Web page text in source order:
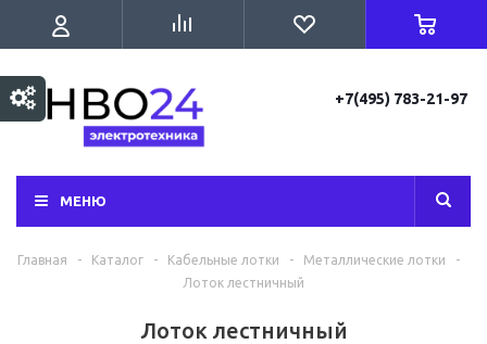
+7(495) 783-21-97
МЕНЮ
Главная - Каталог - Кабельные лотки - Металлические лотки
-
Лоток лестничный
Лоток лестничный